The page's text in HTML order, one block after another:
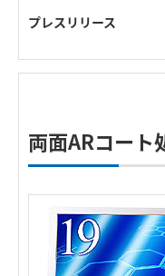
プレスリリース
両面ARコート